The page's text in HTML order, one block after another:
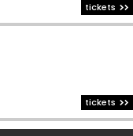
tickets
tickets